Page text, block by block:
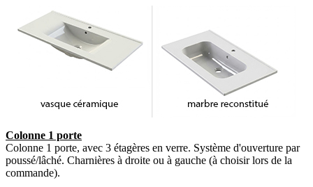
Colonne 1 porte
Colonne 1 porte, avec 3 étagères en verre. Système d'ouverture par
poussé/lâché. Charnières à droite ou à gauche (à choisir lors de la
commande).